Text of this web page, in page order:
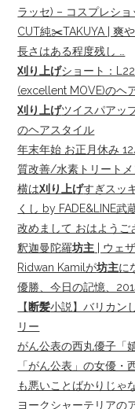
ラッセ) – コスプレシ
CUT純✂️TAKUYA | 爽
長さはある程度残し …
刈り上げショート：
(excellent MOVE)のヘ
刈り上げツイスパアッ
のヘアスタイル
年末年始 お正月休み
質改善/水素トリート
横は刈り上げすぎスッ
くし by FADE&LINE武
改めまして おはようご
釈迦曼陀羅坊主 | ウェ
Ridwan Kamilが坊主に
優勝、今日の記憶、
【 断髪小説】バリカン
リー
がん公表の西丸優子「
「がん公表」の女優
も悪いことばかりじゃ
ヨークシャーテリアの